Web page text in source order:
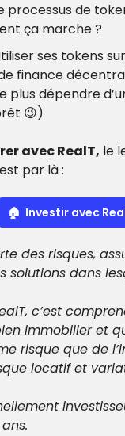
processus de
ça marche ?
ses tokens
finance
plus dépendre
😉)
avec RealT, le
par là :
🏠
Investir avec
des risques,
solutions dans
c’est
immobilier et
risque que de
locatif et